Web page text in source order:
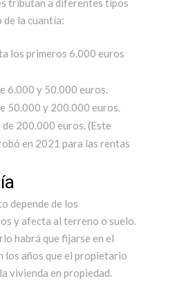
tributan a diferentes tipos
de la cuantía:
los primeros 6.000 euros
6.000 y 50.000 euros.
50.000 y 200.000 euros.
de 200.000 euros. (Este
en 2021 para las rentas
depende de los
y afecta al terreno o suelo.
habrá que fijarse en el
los años que el propietario
vivienda en propiedad.